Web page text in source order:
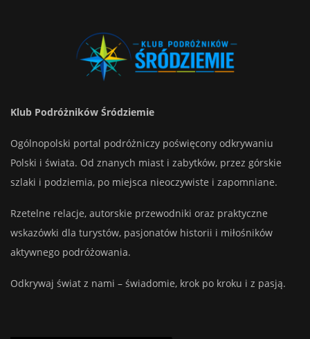
Klub Podróżników Śródziemie
Ogólnopolski portal podróżniczy poświęcony odkrywaniu
Polski i świata. Od znanych miast i zabytków, przez górskie
szlaki i podziemia, po miejsca nieoczywiste i zapomniane.
Rzetelne relacje, autorskie przewodniki oraz praktyczne
wskazówki dla turystów, pasjonatów historii i miłośników
aktywnego podróżowania.
Odkrywaj świat z nami – świadomie, krok po kroku i z pasją.